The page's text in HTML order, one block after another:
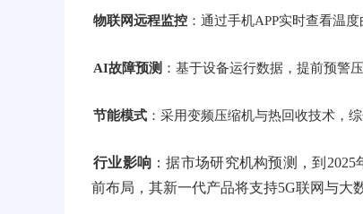
物联网远程监控 ：通过手机APP实时查看温
AI故障预测 ：基于设备运行数据，提前预警
节能模式 ：采用变频压缩机与热回收技术，
行业影响 ：据市场研究机构预测，到
前布局，其新一代产品将支持5G联网与大